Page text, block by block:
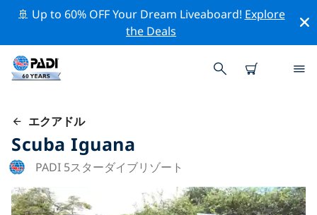
🚢 Up to 60% OFF Your Dream Liveaboard! Explore
the Deals
エクアドル
Scuba Iguana
PADI 5スターダイブリゾート